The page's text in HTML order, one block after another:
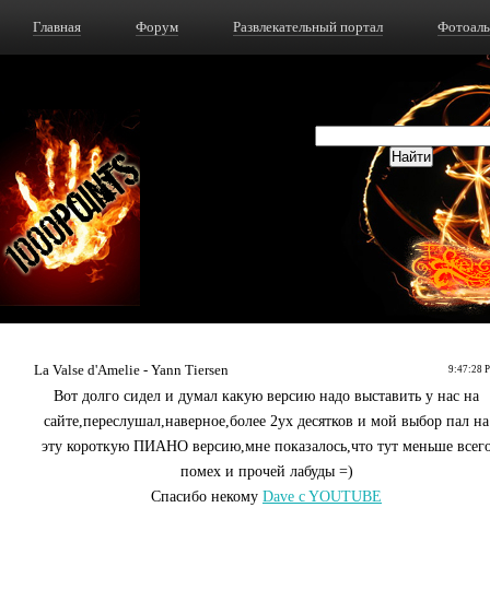
Главная Форум Развлекательный портал
9:47:28
La Valse d'Amelie - Yann Tiersen
Вот долго сидел и думал какую версию надо выставить у нас на
сайте,переслушал,наверное,более 2ух десятков и мой выбор пал на
эту короткую ПИАНО версию,мне показалось,что тут меньше
помех и прочей лабуды =)
Спасибо некому Dave c YOUTUBE